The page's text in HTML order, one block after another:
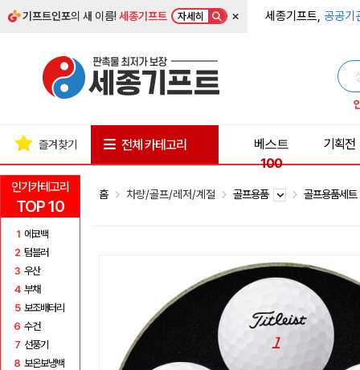
기프트인포의 새 이름!세종기프트 자세히 × 세종기프트, 공공기
인기카테고리
TOP 10
1 에코백
2 텀블러
3 우산
4 부채
5 보조배터리
6 수건
7 선풍기
8 보온보냉백
즐겨찾기 전체 카테고리
베스트
100
기획전
홈 차량/골프/레저/계절 골프용품 골프용품세